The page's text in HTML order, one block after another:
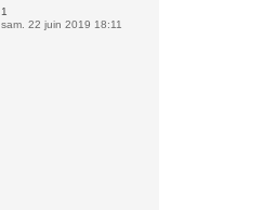
1
sam. 22 juin 2019 18:11